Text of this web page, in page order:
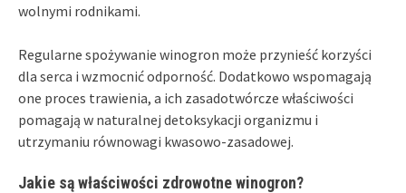
wolnymi rodnikami.
Regularne spożywanie winogron może przynieść korzyści
dla serca i wzmocnić odporność. Dodatkowo wspomagają
one proces trawienia, a ich zasadotwórcze właściwości
pomagają w naturalnej detoksykacji organizmu i
utrzymaniu równowagi kwasowo-zasadowej.
Jakie są właściwości zdrowotne winogron?